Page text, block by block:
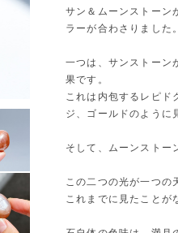
サン＆ムーンストーン
ラーが合わさりました。
一つは、サンストーン
果です。
これは内包するレピド
ジ、ゴールドのように
そして、ムーンストー
この二つの光が一つの
これまでに見たことが